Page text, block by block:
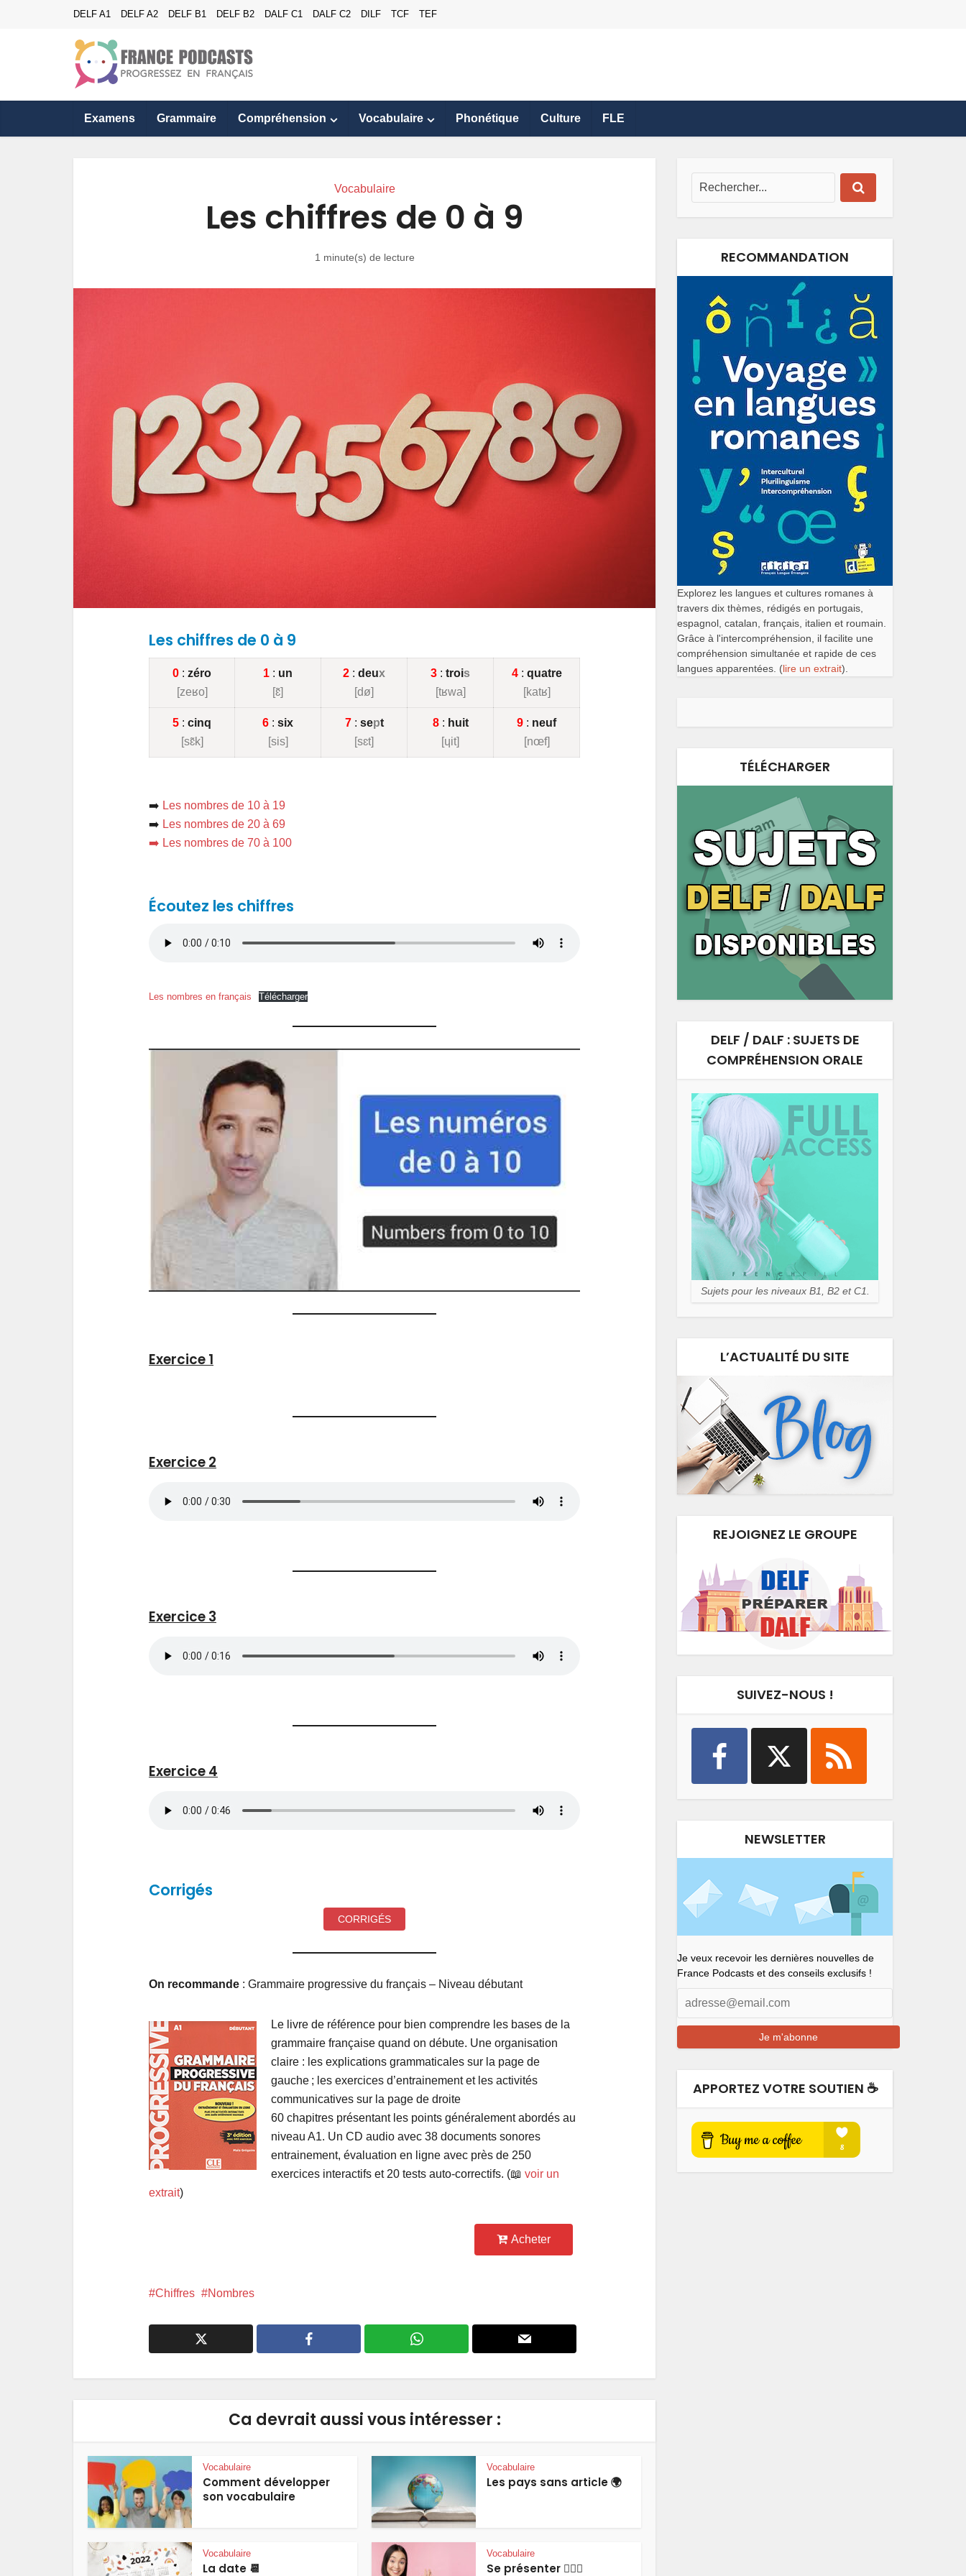
DELF A1 DELF A2 DELF B1 DELF B2 DALF C1 DALF C2 DILF TCF TEF
Examens Grammaire Compréhension Vocabulaire Phonétique Culture FLE
Vocabulaire
Les chiffres de 0 à 9
1 minute(s) de lecture
Les chiffres de 0 à 9
0 : zéro
[zeʁo]
1 : un
[ɛ̃]
2 : deux
[dø]
3 : trois
[tʁwa]
4: quatre
[katʁ]
5 : cinq
[sɛ̃k]
6 : six
[sis]
7: sept
[sɛt]
8: huit
[ɥit]
9 : neuf
[nœf]
➡️ Les nombres de 10 à 19
➡️ Les nombres de 20 à 69
➡️ Les nombres de 70 à 100
Écoutez les chiffres
Les nombres en français Télécharger
Exercice 1
Exercice 2
Exercice 3
Exercice 4
Corrigés
CORRIGÉS
On recommande : Grammaire progressive du français – Niveau débutant
Le livre de référence pour bien comprendre les bases de la
grammaire française quand on débute. Une organisation
claire : les explications grammaticales sur la page de
gauche ; les exercices d’entrainement et les activités
communicatives sur la page de droite
60 chapitres présentant les points généralement abordés au
niveau A1. Un CD audio avec 38 documents sonores
entrainement, évaluation en ligne avec près de 250
exercices interactifs et 20 tests auto-correctifs. (📖 voir un
extrait)
Acheter
Chiffres Nombres
Ca devrait aussi vous intéresser :
Vocabulaire
Comment développer
son vocabulaire
Vocabulaire
Les pays sans article 🌍
Vocabulaire
La date 📆
Vocabulaire
Se présenter 🙋🏻‍♂️
RECOMMANDATION
Explorez les langues et cultures romanes à
travers dix thèmes, rédigés en portugais,
espagnol, catalan, français, italien et roumain.
Grâce à l'intercompréhension, il facilite une
compréhension simultanée et rapide de ces
langues apparentées. (lire un extrait).
TÉLÉCHARGER
DELF / DALF : SUJETS DE
COMPRÉHENSION ORALE
Sujets pour les niveaux B1, B2 et C1.
L’ACTUALITÉ DU SITE
REJOIGNEZ LE GROUPE
SUIVEZ-NOUS !
NEWSLETTER
Je veux recevoir les dernières nouvelles de
France Podcasts et des conseils exclusifs !
APPORTEZ VOTRE SOUTIEN ☕️